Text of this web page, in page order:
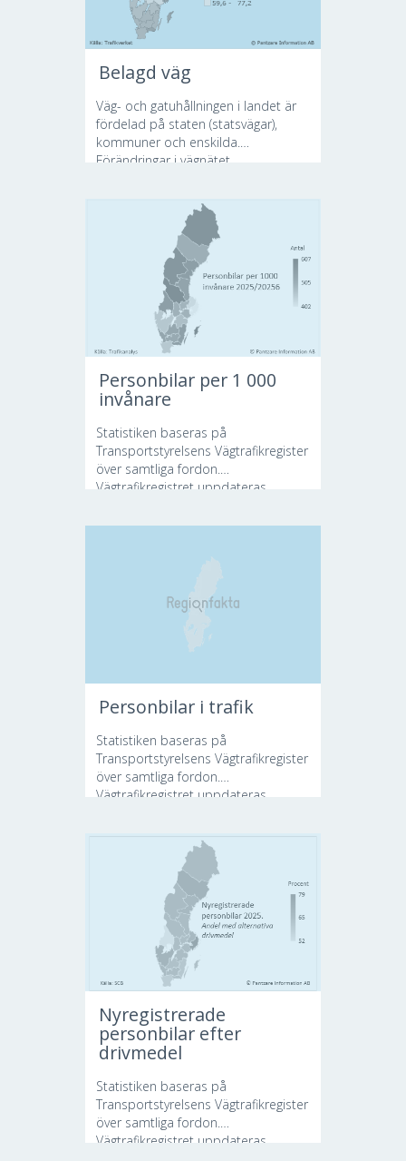
Belagd väg
Väg- och gatuhållningen i landet är
fördelad på staten (statsvägar),
kommuner och enskilda.
Förändringar i vägnätet...
Personbilar per 1 000
invånare
Statistiken baseras på
Transportstyrelsens Vägtrafikregister
över samtliga fordon.
Vägtrafikregistret uppdateras...
Personbilar i trafik
Statistiken baseras på
Transportstyrelsens Vägtrafikregister
över samtliga fordon.
Vägtrafikregistret uppdateras...
Nyregistrerade
personbilar efter
drivmedel
Statistiken baseras på
Transportstyrelsens Vägtrafikregister
över samtliga fordon.
Vägtrafikregistret uppdateras...